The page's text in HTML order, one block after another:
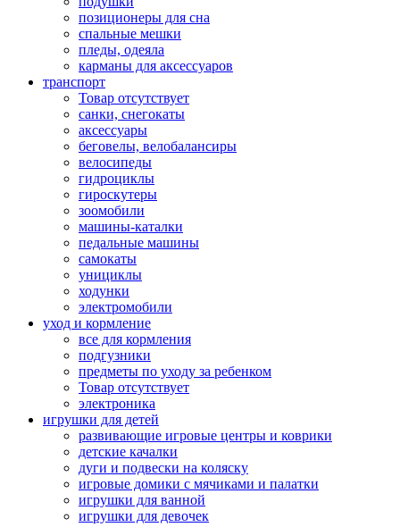
позиционеры для сна
спальные мешки
пледы, одеяла
карманы для аксеcсуаров
транспорт
Товар отсутствует
санки, снегокаты
аксессуары
беговелы, велобалансиры
велосипеды
гидроциклы
гироскутеры
зоомобили
машины-каталки
педальные машины
самокаты
унициклы
ходунки
электромобили
уход и кормление
все для кормления
подгузники
предметы по уходу за ребенком
Товар отсутствует
электроника
игрушки для детей
развивающие игровые центры и коврики
детские качалки
дуги и подвески на коляску
игровые домики с мячиками и палатки
игрушки для ванной
игрушки для девочек